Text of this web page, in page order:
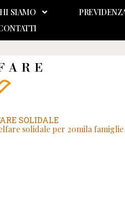
SIAMO
SOLIDALE
solidale per 20mila famiglie